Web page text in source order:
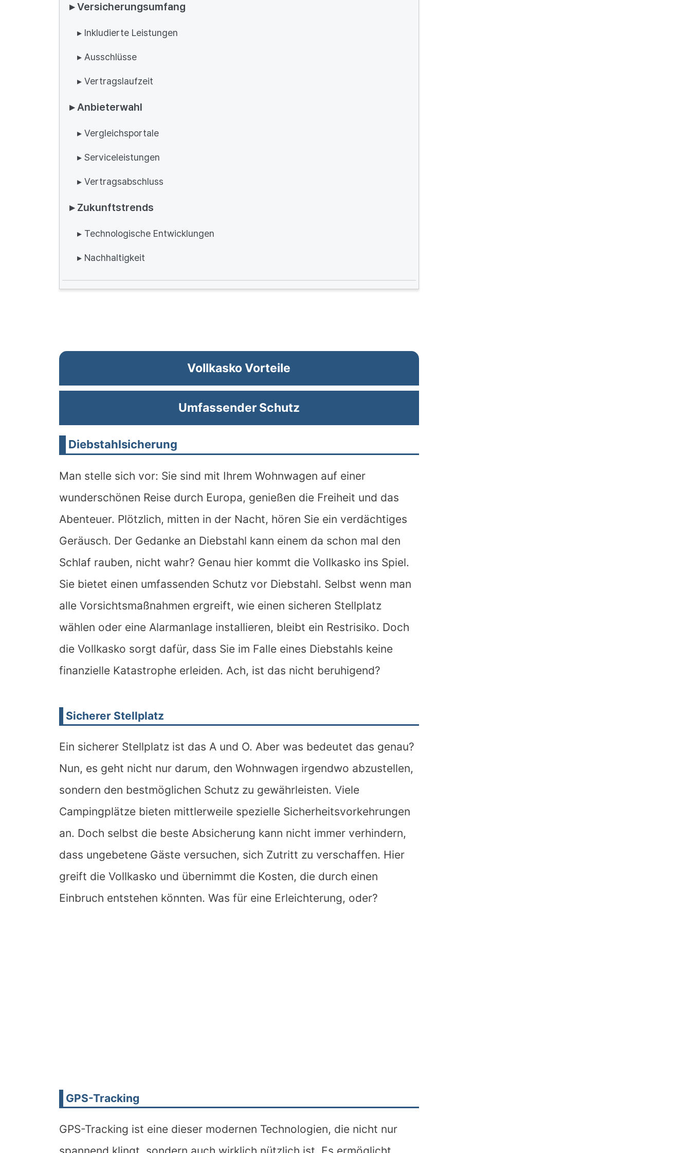
▸ Versicherungsumfang
▸ Inkludierte Leistungen
▸ Ausschlüsse
▸ Vertragslaufzeit
▸ Anbieterwahl
▸ Vergleichsportale
▸ Serviceleistungen
▸ Vertragsabschluss
▸ Zukunftstrends
▸ Technologische Entwicklungen
▸ Nachhaltigkeit
Vollkasko Vorteile
Umfassender Schutz
Diebstahlsicherung
Man stelle sich vor: Sie sind mit Ihrem Wohnwagen auf einer
wunderschönen Reise durch Europa, genießen die Freiheit und das
Abenteuer. Plötzlich, mitten in der Nacht, hören Sie ein verdächtiges
Geräusch. Der Gedanke an Diebstahl kann einem da schon mal den
Schlaf rauben, nicht wahr? Genau hier kommt die Vollkasko ins Spiel.
Sie bietet einen umfassenden Schutz vor Diebstahl. Selbst wenn man
alle Vorsichtsmaßnahmen ergreift, wie einen sicheren Stellplatz
wählen oder eine Alarmanlage installieren, bleibt ein Restrisiko. Doch
die Vollkasko sorgt dafür, dass Sie im Falle eines Diebstahls keine
finanzielle Katastrophe erleiden. Ach, ist das nicht beruhigend?
Sicherer Stellplatz
Ein sicherer Stellplatz ist das A und O. Aber was bedeutet das genau?
Nun, es geht nicht nur darum, den Wohnwagen irgendwo abzustellen,
sondern den bestmöglichen Schutz zu gewährleisten. Viele
Campingplätze bieten mittlerweile spezielle Sicherheitsvorkehrungen
an. Doch selbst die beste Absicherung kann nicht immer verhindern,
dass ungebetene Gäste versuchen, sich Zutritt zu verschaffen. Hier
greift die Vollkasko und übernimmt die Kosten, die durch einen
Einbruch entstehen könnten. Was für eine Erleichterung, oder?
GPS-Tracking
GPS-Tracking ist eine dieser modernen Technologien, die nicht nur